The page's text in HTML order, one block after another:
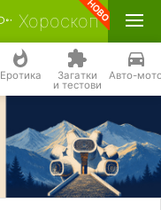
Хороскоп
Еротика Загатки
и тестови
Авто-